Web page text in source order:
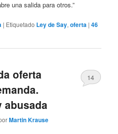
una salida para otros.”
| Etiquetado Ley de Say,oferta |46
oferta
abusada
Martin Krause
14